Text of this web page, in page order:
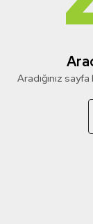
Aradığınız